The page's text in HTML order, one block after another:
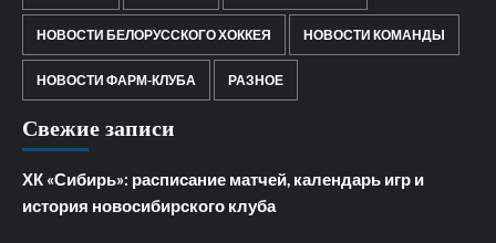
НОВОСТИ БЕЛОРУССКОГО ХОККЕЯ НОВОСТИ КОМАНДЫ
НОВОСТИ ФАРМ-КЛУБА РАЗНОЕ
Свежие записи
ХК «Сибирь»: расписание матчей, календарь игр и
история новосибирского клуба